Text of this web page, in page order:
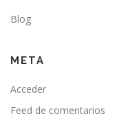
Blog
META
Acceder
Feed de comentarios